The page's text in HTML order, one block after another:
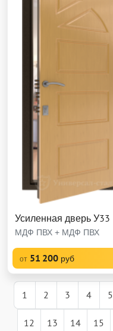
Усиленная дверь У33
МДФ ПВХ + МДФ ПВХ
от 51 200 руб
1 2 3 4 5
12 13 14 15